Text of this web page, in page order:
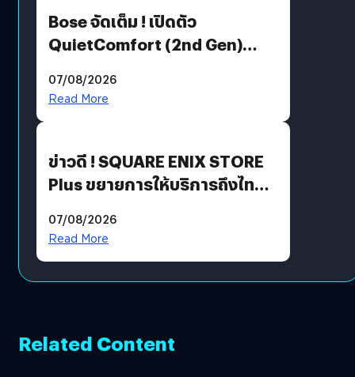
Bose จัดเต็ม ! เปิดตัว
QuietComfort (2nd Gen)
07/08/2026
Read More
ข่าวดี ! SQUARE ENIX STORE
Plus ขยายการให้บริการถึงไทย
โดยตรง
07/08/2026
Read More
Related Content